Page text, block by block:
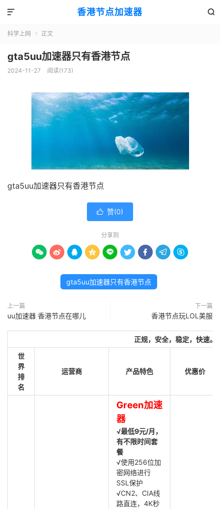
香港节点加速器 

科学上网  正文
gta5uu加速器只有香港节点
2024-11-27 阅读(173)
gta5uu加速器只有香港节点
 赞(0)
分享到
        
gta5uu加速器只有香港节点
上一篇
uu加速器 香港节点在哪儿
下一篇
香港节点玩LOL美服
正规，安全，稳定，快速。
世
界
排
名
运营商 产品特色 优惠价
Green加速
器
√最低9元/月，
有不限时间套
餐
√使用256位加
密网络进行
SSL保护
√CN2、CIA线
路直连，4K秒